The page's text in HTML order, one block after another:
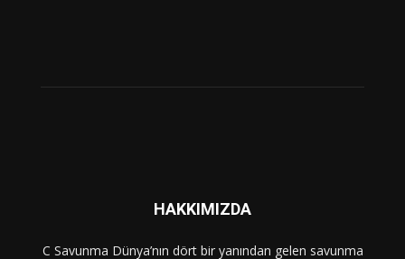
HAKKIMIZDA
C Savunma Dünya’nın dört bir yanından gelen savunma